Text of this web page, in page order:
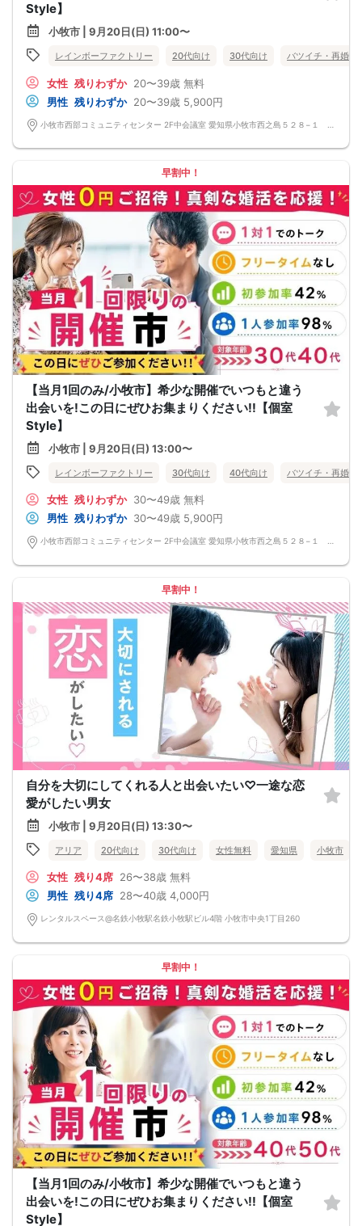
Style】
小牧市 | 9月20日(日) 11:00〜
レインボーファクトリー 20代向け 30代向け バツイチ・再婚
女性 残りわずか 20〜39歳 無料
男性 残りわずか 20〜39歳 5,900円
早割中！
【当月1回のみ/小牧市】希少な開催でいつもと違う
出会いを!この日にぜひお集まりください!!【個室
Style】
小牧市 | 9月20日(日) 13:00〜
レインボーファクトリー 30代向け 40代向け バツイチ・再婚
女性 残りわずか 30〜49歳 無料
男性 残りわずか 30〜49歳 5,900円
早割中！
自分を大切にしてくれる人と出会いたい♡一途な恋
愛がしたい男女
小牧市 | 9月20日(日) 13:30〜
アリア 20代向け 30代向け 女性無料 愛知県 小牧市
女性 残り4席 26〜38歳 無料
男性 残り4席 28〜40歳 4,000円
レンタルスペース@名鉄小牧駅名鉄小牧駅ビル4階 小牧市中央1丁目260
早割中！
【当月1回のみ/小牧市】希少な開催でいつもと違う
出会いを!この日にぜひお集まりください!!【個室
Style】